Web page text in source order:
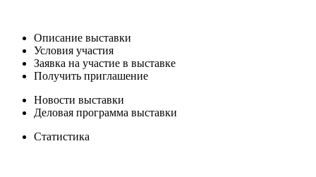
Описание выставки
Условия участия
Заявка на участие в выставке
Получить приглашение
Новости выставки
Деловая программа выставки
Статистика